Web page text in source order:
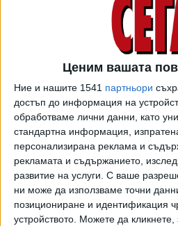
Ценим вашата
Ние и нашите 1541 партньори
достъп до информация на
обработваме лични данни, като
стандартна информация,
персонализирана реклама и
рекламата и съдържанието,
развитие на услуги. С ваше
ни може да използваме точни
позициониране и идентификация
устройството. Можете да
Сарафов изискал от ОП-Варна
всеобхватно разследване,
наказателна отговорност на
биха се събрали доказателства
смъртта на младия мъж". Нещо,
има привлечени обвиняеми по
наказателна отговорност.
Рано сутринта в четвъртък
министър Даниел Митов смята,
полицейските правомощия при
който почина 36-годишният
специални техники за сваляне